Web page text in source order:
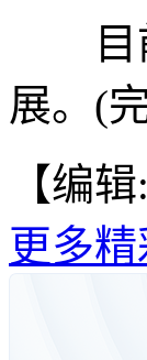
目前
展。(
【编
更多